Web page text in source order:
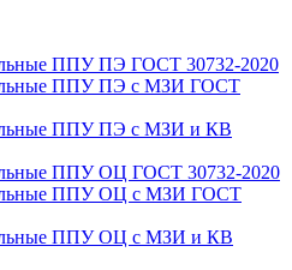
ППУ ПЭ ГОСТ 30732-2020
ППУ ПЭ с МЗИ ГОСТ
ППУ ПЭ с МЗИ и КВ
ППУ ОЦ ГОСТ 30732-2020
ППУ ОЦ с МЗИ ГОСТ
ППУ ОЦ с МЗИ и КВ